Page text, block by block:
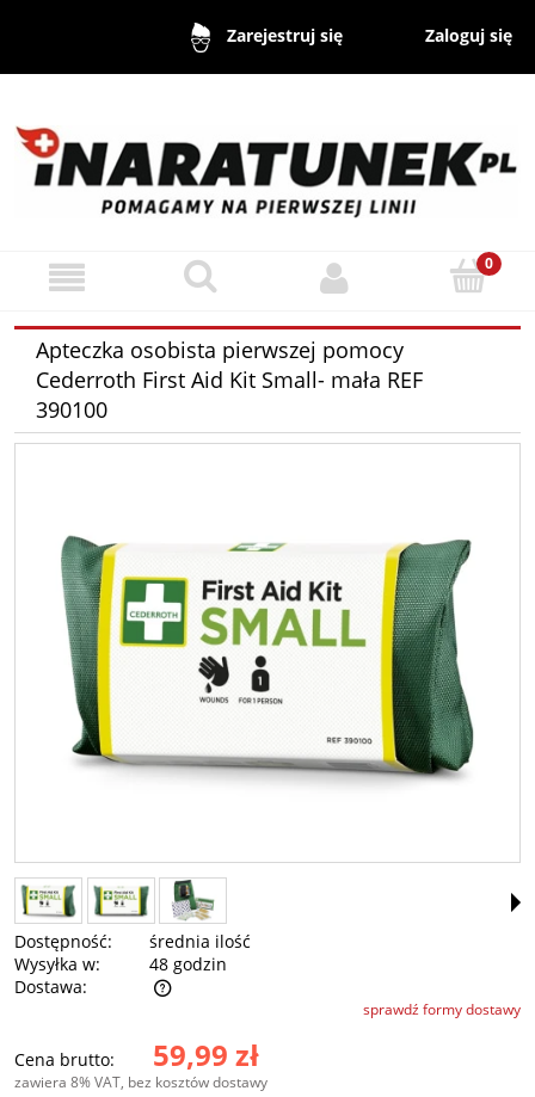
Zarejestruj się Zaloguj się
Apteczka osobista pierwszej pomocy
Cederroth First Aid Kit Small- mała REF
390100
Dostępność:
średnia ilość
Wysyłka w:
48 godzin
Dostawa:
Cena nie zawiera ewentualnych kosztów płatnościsprawdź formy dostawy
Cena brutto: 59,99 zł
zawiera 8% VAT, bez kosztów dostawy